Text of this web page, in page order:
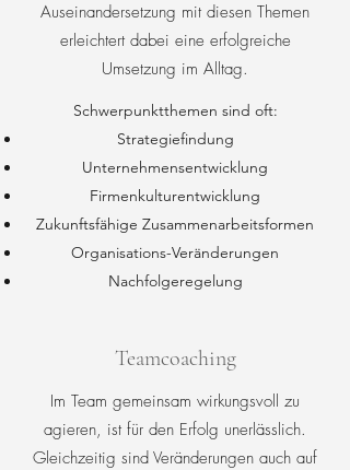
Auseinandersetzung mit diesen Themen
erleichtert dabei eine erfolgreiche
Umsetzung im Alltag.
Schwerpunktthemen sind oft:
Strategiefindung
Unternehmensentwicklung
Firmenkulturentwicklung
Zukunftsfähige Zusammenarbeitsformen
Organisations-Veränderungen
Nachfolgeregelung
Teamcoaching
Im Team gemeinsam wirkungsvoll zu
agieren, ist für den Erfolg unerlässlich.
Gleichzeitig sind Veränderungen auch auf